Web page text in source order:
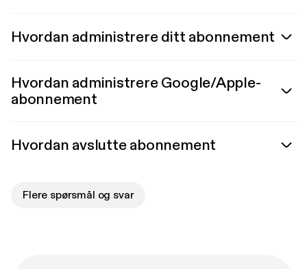
Hvordan administrere ditt abonnement
Hvordan administrere Google/Apple-
abonnement
Hvordan avslutte abonnement
Flere spørsmål og svar